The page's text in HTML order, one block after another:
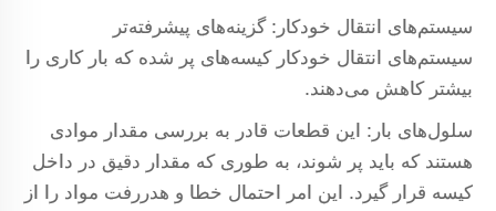
سیستم‌های انتقال خودکار: گزینه‌های پیشرفته‌تر
سیستم‌های انتقال خودکار کیسه‌های پر شده که بار کاری را
بیشتر کاهش می‌دهند.
سلول‌های بار: این قطعات قادر به بررسی مقدار موادی
هستند که باید پر شوند، به طوری که مقدار دقیق در داخل
کیسه قرار گیرد. این امر احتمال خطا و هدررفت مواد را از